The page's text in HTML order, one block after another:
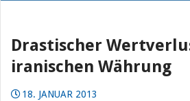
Drastischer
iranischen Währung
18. JANUAR 2013